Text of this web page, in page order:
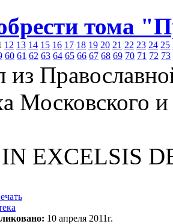
тома
12 13 14 15 16 17 18 19 20 21 22 23 24 25
60 61 62 63 64 65 66 67 68 69 70 71 72 73
из
Московского
EXCELSIS
10 апреля 2011г.